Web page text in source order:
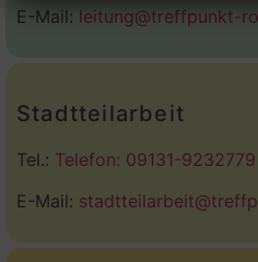
E-Mail: leitung@treffpunkt-
Stadtteilarbeit
Tel.: Telefon: 09131-9232779
E-Mail: